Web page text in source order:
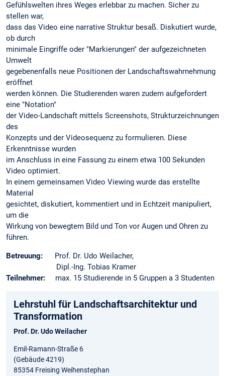
Gefühlswelten ihres Weges erlebbar zu machen. Sicher zu
stellen war,
dass das Video eine narrative Struktur besaß. Diskutiert wurde,
ob durch
minimale Eingriffe oder "Markierungen" der aufgezeichneten
Umwelt
gegebenenfalls neue Positionen der Landschaftswahrnehmung
eröffnet
werden können. Die Studierenden waren zudem aufgefordert
eine "Notation"
der Video-Landschaft mittels Screenshots, Strukturzeichnungen
des
Konzepts und der Videosequenz zu formulieren. Diese
Erkenntnisse wurden
im Anschluss in eine Fassung zu einem etwa 100 Sekunden
Video optimiert.
In einem gemeinsamen Video Viewing wurde das erstellte
Material
gesichtet, diskutiert, kommentiert und in Echtzeit manipuliert,
um die
Wirkung von bewegtem Bild und Ton vor Augen und Ohren zu
führen.
Betreuung: Prof. Dr. Udo Weilacher,
Dipl.-Ing. Tobias Kramer
Teilnehmer: max. 15 Studierende in 5 Gruppen a 3 Studenten
Lehrstuhl für Landschaftsarchitektur und
Transformation
Prof. Dr. Udo Weilacher
Emil-Ramann-Straße 6
(Gebäude 4219)
85354 Freising Weihenstephan